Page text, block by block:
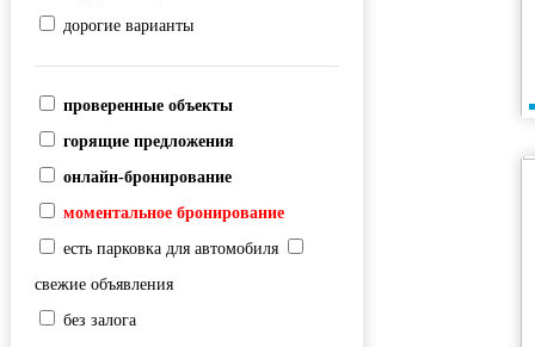
дорогие варианты
проверенные объекты
горящие предложения
онлайн-бронирование
моментальное бронирование
есть парковка для автомобиля
свежие объявления
без залога